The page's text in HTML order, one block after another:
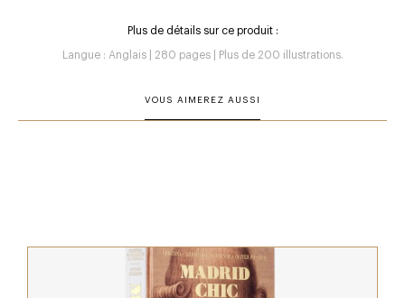
Plus de détails sur ce produit :
Langue : Anglais | 280 pages | Plus de 200 illustrations.
VOUS AIMEREZ AUSSI